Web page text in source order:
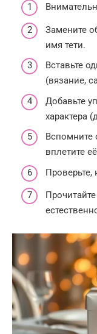
Замените
имя тети.
Вставьте
(вязание,
Добавьте
характера
Вспомните
вплетите
Проверьте,